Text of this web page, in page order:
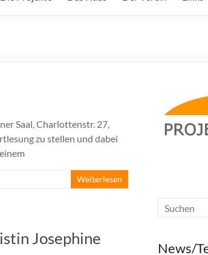
Saal, Charlottenstr. 27,
zu stellen und dabei
Weiterlesen
Josephine
News/